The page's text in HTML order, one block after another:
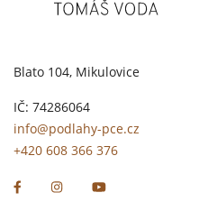
Blato 104, Mikulovice
IČ: 74286064
info@podlahy-pce.cz
+420 608 366 376